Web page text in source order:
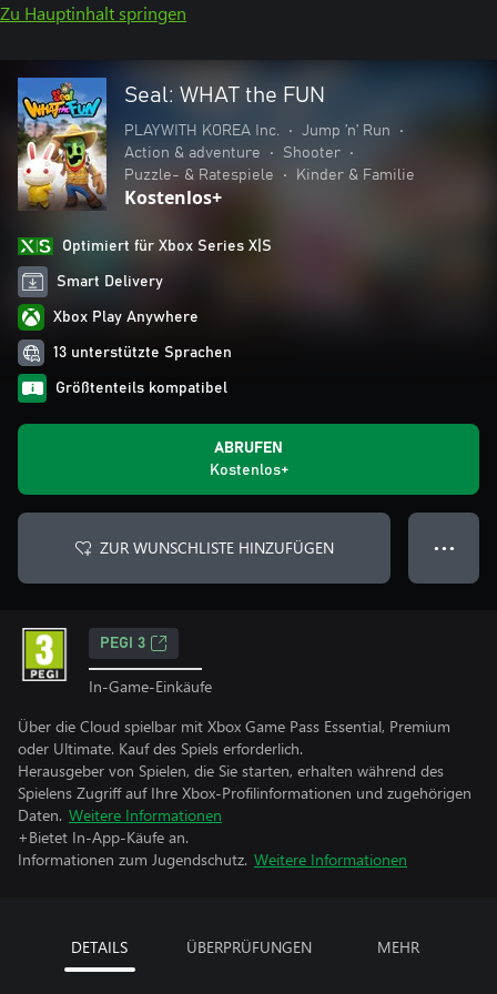
Zu Hauptinhalt springen
Seal: WHAT the FUN
PLAYWITH KOREA Inc. • Jump ’n’ Run
•
Action & adventure
• Shooter
•
Puzzle- & Ratespiele
• Kinder & Familie
Kostenlos+
Optimiert für Xbox Series X|S
Smart Delivery
Xbox Play Anywhere
13 unterstützte Sprachen
Größtenteils kompatibel
ABRUFEN
Kostenlos+
ZUR WUNSCHLISTE HINZUFÜGEN ● ● ●
PEGI 3
In-Game-Einkäufe
Über die Cloud spielbar mit Xbox Game Pass Essential, Premium
oder Ultimate. Kauf des Spiels erforderlich.
Herausgeber von Spielen, die Sie starten, erhalten während des
Spielens Zugriff auf Ihre Xbox-Profilinformationen und zugehörigen
Daten. Weitere Informationen
+Bietet In-App-Käufe an.
Informationen zum Jugendschutz. Weitere Informationen
DETAILS ÜBERPRÜFUNGEN MEHR